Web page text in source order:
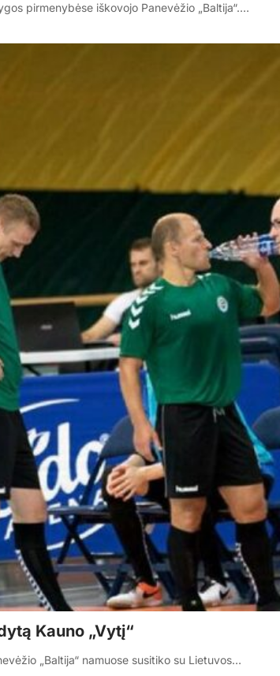
pirmenybėse iškovojo Panevėžio „Baltija“.…
Kauno „Vytį“
„Baltija“ namuose susitiko su Lietuvos…